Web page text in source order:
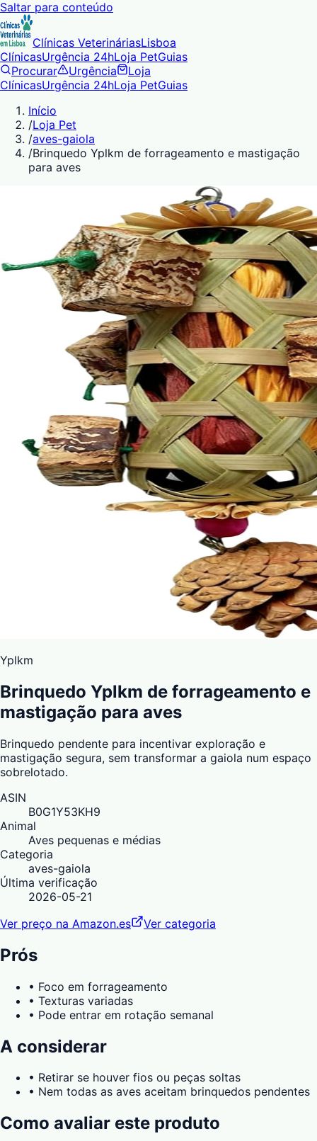
Saltar para conteúdo
Clínicas VeterináriasLisboa
ClínicasUrgência 24hLoja PetGuias
Procurar
Urgência
Loja
ClínicasUrgência 24hLoja PetGuias
Início
/Loja Pet
/aves-gaiola
/Brinquedo Yplkm de forrageamento e mastigação
para aves
Yplkm
Brinquedo Yplkm de forrageamento e
mastigação para aves
Brinquedo pendente para incentivar exploração e
mastigação segura, sem transformar a gaiola num espaço
sobrelotado.
ASIN
B0G1Y53KH9
Animal
Aves pequenas e médias
Categoria
aves-gaiola
Última verificação
2026-05-21
Ver preço na Amazon.es
Ver categoria
Prós
• Foco em forrageamento
• Texturas variadas
• Pode entrar em rotação semanal
A considerar
• Retirar se houver fios ou peças soltas
• Nem todas as aves aceitam brinquedos pendentes
Como avaliar este produto